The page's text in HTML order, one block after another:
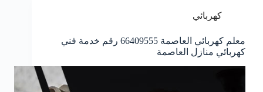
كهربائي
معلم كهربائي العاصمة 66409555 رقم خدمة فني
كهربائي منازل العاصمة